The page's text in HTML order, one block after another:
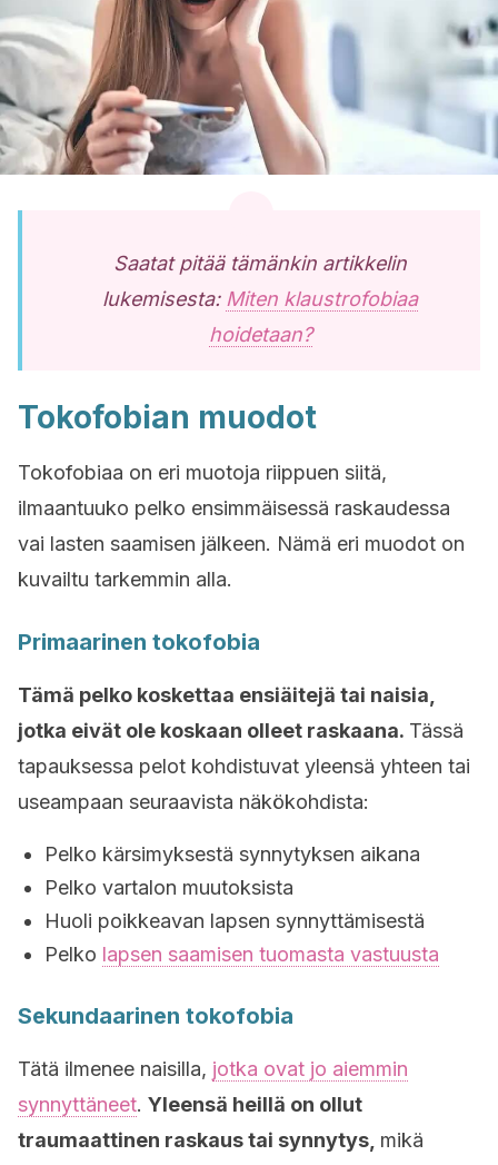
Saatat pitää tämänkin artikkelin
lukemisesta: Miten klaustrofobiaa
hoidetaan?
Tokofobian muodot
Tokofobiaa on eri muotoja riippuen siitä,
ilmaantuuko pelko ensimmäisessä raskaudessa
vai lasten saamisen jälkeen. Nämä eri muodot on
kuvailtu tarkemmin alla.
Primaarinen tokofobia
Tämä pelko koskettaa ensiäitejä tai naisia,
jotka eivät ole koskaan olleet raskaana. Tässä
tapauksessa pelot kohdistuvat yleensä yhteen tai
useampaan seuraavista näkökohdista:
Pelko kärsimyksestä synnytyksen aikana
Pelko vartalon muutoksista
Huoli poikkeavan lapsen synnyttämisestä
Pelko lapsen saamisen tuomasta vastuusta
Sekundaarinen tokofobia
Tätä ilmenee naisilla, jotka ovat jo aiemmin
synnyttäneet. Yleensä heillä on ollut
traumaattinen raskaus tai synnytys, mikä